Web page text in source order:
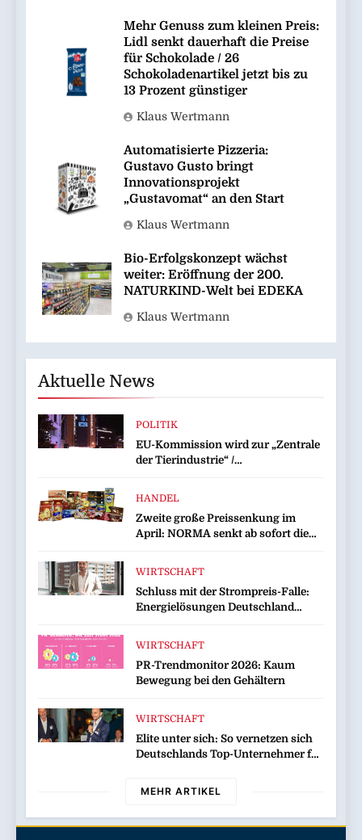
Mehr Genuss zum kleinen Preis:
Lidl senkt dauerhaft die Preise
für Schokolade / 26
Schokoladenartikel jetzt bis zu
13 Prozent günstiger
Klaus Wertmann
Automatisierte Pizzeria:
Gustavo Gusto bringt
Innovationsprojekt
„Gustavomat“ an den Start
Klaus Wertmann
Bio-Erfolgskonzept wächst
weiter: Eröffnung der 200.
NATURKIND-Welt bei EDEKA
Klaus Wertmann
Aktuelle News
POLITIK
EU-Kommission wird zur „Zentrale
der Tierindustrie“ /
Kommission zur Tierindustrie an
HANDEL
Zweite große Preissenkung im
April: NORMA senkt ab sofort die
EXCELSIOR süßer und herzhafter
Genuss
WIRTSCHAFT
Schluss mit der Strompreis-Falle:
Energielösungen Deutschland
WIRTSCHAFT
PR-Trendmonitor 2026: Kaum
Bewegung bei den Gehältern
WIRTSCHAFT
Elite unter sich: So vernetzen sich
Deutschlands Top-Unternehmer für
MEHR ARTIKEL